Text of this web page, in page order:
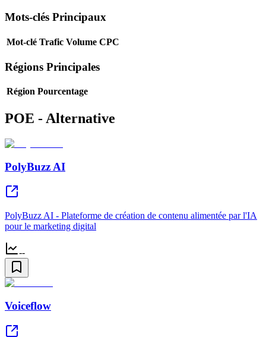
Mots-clés Principaux
Mot-clé Trafic Volume CPC
Régions Principales
Région Pourcentage
POE - Alternative
PolyBuzz AI
PolyBuzz AI - Plateforme de création de contenu alimentée par l'IA
pour le marketing digital
--
Voiceflow